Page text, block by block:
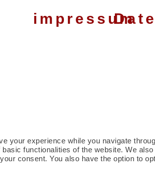
impressum
your experience while you navigate
functionalities of the website. We
consent. You also have the option to